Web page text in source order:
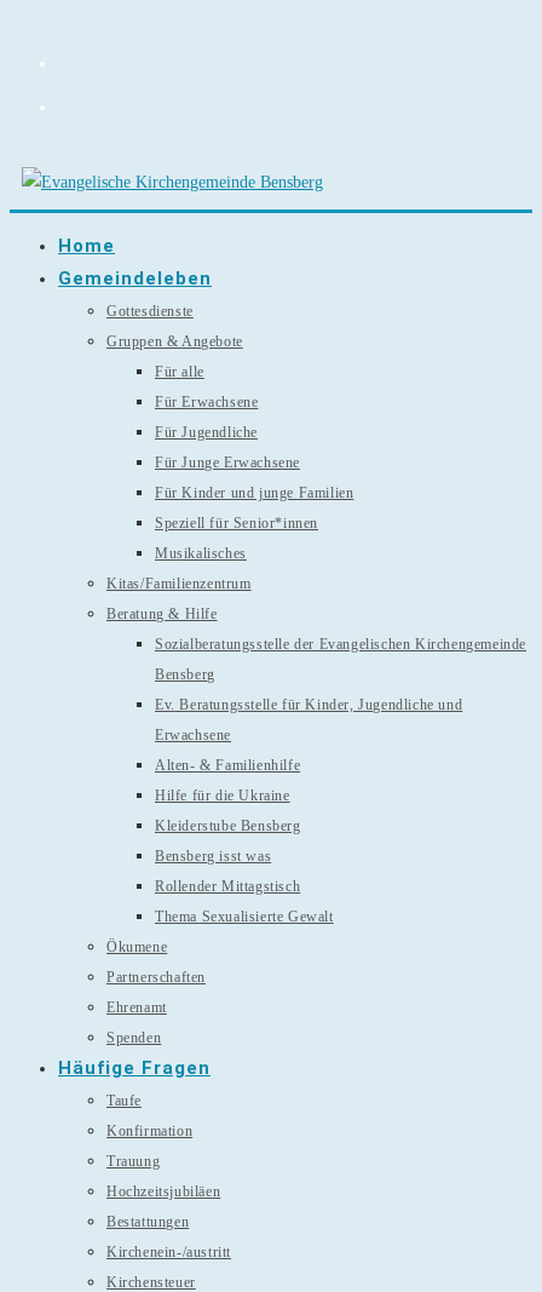
Home
Gemeindeleben
Gottesdienste
Gruppen & Angebote
Für alle
Für Erwachsene
Für Jugendliche
Für Junge Erwachsene
Für Kinder und junge Familien
Speziell für Senior*innen
Musikalisches
Kitas/Familienzentrum
Beratung & Hilfe
Sozialberatungsstelle der Evangelischen Kirchengemeinde
Bensberg
Ev. Beratungsstelle für Kinder, Jugendliche und
Erwachsene
Alten- & Familienhilfe
Hilfe für die Ukraine
Kleiderstube Bensberg
Bensberg isst was
Rollender Mittagstisch
Thema Sexualisierte Gewalt
Ökumene
Partnerschaften
Ehrenamt
Spenden
Häufige Fragen
Taufe
Konfirmation
Trauung
Hochzeitsjubiläen
Bestattungen
Kirchenein-/austritt
Kirchensteuer